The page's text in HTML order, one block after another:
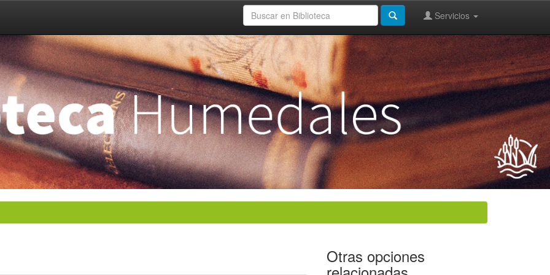
Servicios
Otras opciones